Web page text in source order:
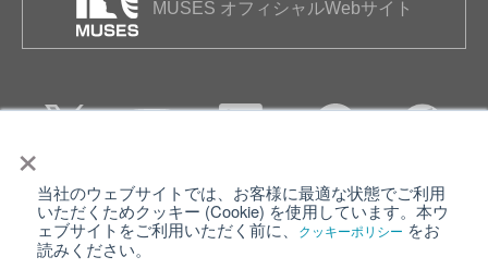
×
当社のウェブサイトでは、お客様に最適な状態でご利用
いただくためクッキー (Cookie) を使用しています。本ウ
ェブサイトをご利用いただく前に、
クッキーポリシー をお
読みください。
MUSES オフィシャルWebサイト
個人情報保護について ウェブサイト利用規約
クッキーポリシー